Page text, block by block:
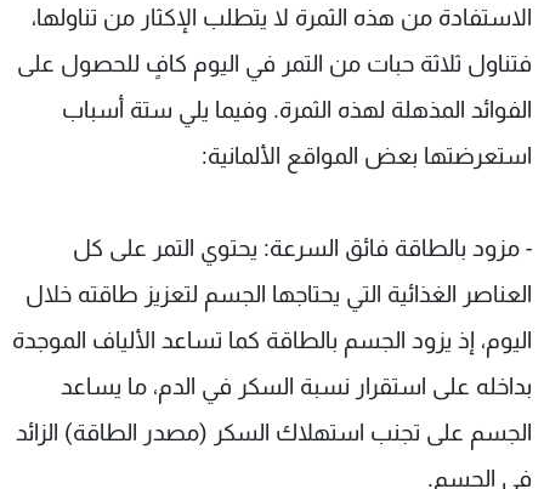
الاستفادة من هذه الثمرة لا يتطلب الإكثار من تناولها،
فتناول ثلاثة حبات من التمر في اليوم كافٍ للحصول على
الفوائد المذهلة لهذه الثمرة. وفيما يلي ستة أسباب
استعرضتها بعض المواقع الألمانية:
- مزود بالطاقة فائق السرعة: يحتوي التمر على كل
العناصر الغذائية التي يحتاجها الجسم لتعزيز طاقته خلال
اليوم، إذ يزود الجسم بالطاقة كما تساعد الألياف الموجدة
بداخله على استقرار نسبة السكر في الدم، ما يساعد
الجسم على تجنب استهلاك السكر (مصدر الطاقة) الزائد
في الجسم.